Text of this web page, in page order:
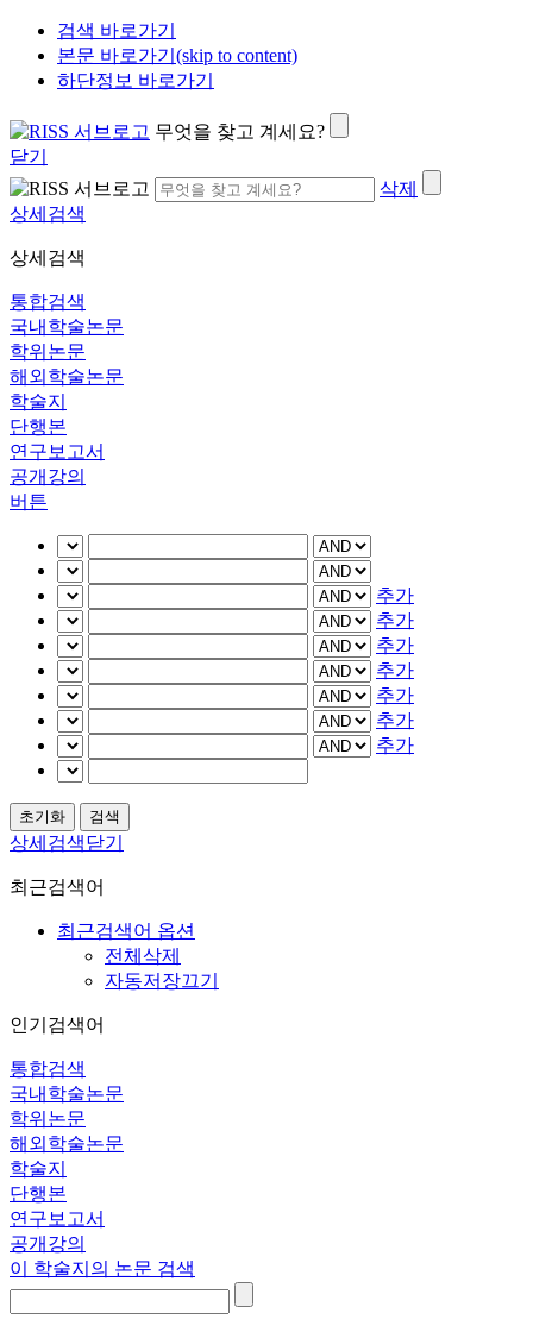
검색 바로가기
본문 바로가기(skip to content)
하단정보 바로가기
무엇을 찾고 계세요?
닫기
삭제
상세검색
상세검색
통합검색
국내학술논문
학위논문
해외학술논문
학술지
단행본
연구보고서
공개강의
버튼
추가
추가
추가
추가
추가
추가
추가
상세검색닫기
최근검색어
최근검색어 옵션
전체삭제
자동저장끄기
인기검색어
통합검색
국내학술논문
학위논문
해외학술논문
학술지
단행본
연구보고서
공개강의
이 학술지의 논문 검색